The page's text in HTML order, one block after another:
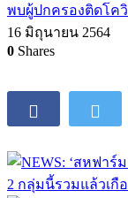
พบผู้ปกครองติดโค
16 มิถุนายน 2564
0 Shares